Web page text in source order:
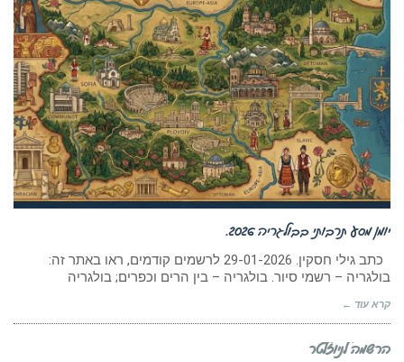
יומן מסע תרבותי בבולגריה 2026.
כתב גילי חסקין. 29-01-2026 לרשמים קודמים, ראו באתר זה:
בולגריה – רשמי סיור. בולגריה – בין הרים וכפרים; בולגריה
קרא עוד ←
הרשמה לניוזלטר